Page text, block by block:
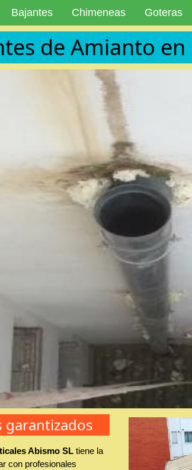
Bajantes Chimeneas Goteras
de Amianto
garantizados
Abismo SLtiene la
con profesionales